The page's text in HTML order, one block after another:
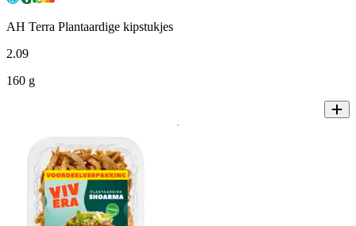
AH Terra Plantaardige kipstukjes
2.09
160 g